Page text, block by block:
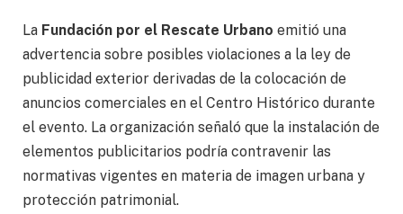
La Fundación por el Rescate Urbano emitió una
advertencia sobre posibles violaciones a la ley de
publicidad exterior derivadas de la colocación de
anuncios comerciales en el Centro Histórico durante
el evento. La organización señaló que la instalación de
elementos publicitarios podría contravenir las
normativas vigentes en materia de imagen urbana y
protección patrimonial.